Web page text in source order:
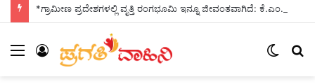
*ಗ್ರಾಮೀಣ ಪ್ರದೇಶಗಳಲ್ಲಿ ವೃತ್ತಿ ರಂಗಭೂಮಿ ಇನ್ನೂ ಜೀವಂತವಾಗಿದೆ: ಕೆ.ಎಂ. ಜಾನಕಿ*
Menu Log In